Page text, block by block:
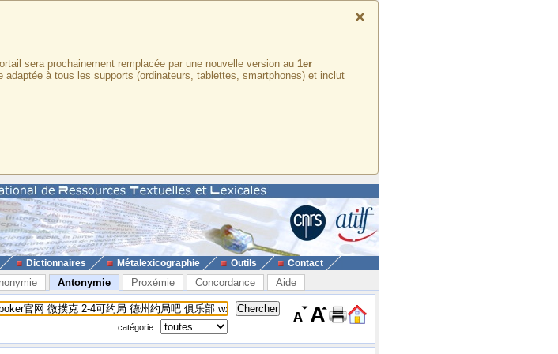
×
sera prochainement remplacée par une nouvelle version au 1er
adaptée à tous les supports (ordinateurs, tablettes, smartphones) et inclut
Dictionnaires Métalexicographie Outils Contact
Antonymie Proxémie Concordance Aide
catégorie :